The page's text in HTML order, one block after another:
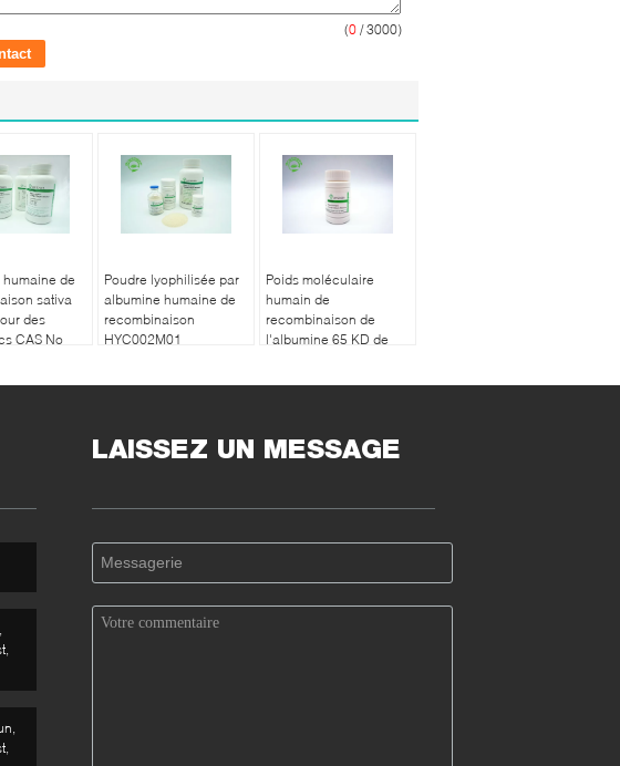
(0 / 3000)
de
sativa
des
CAS No
Poudre lyophilisée par
albumine humaine de
recombinaison
HYC002M01
Poids moléculaire
humain de
recombinaison de
l'albumine 65 KD de
LAISSEZ UN MESSAGE